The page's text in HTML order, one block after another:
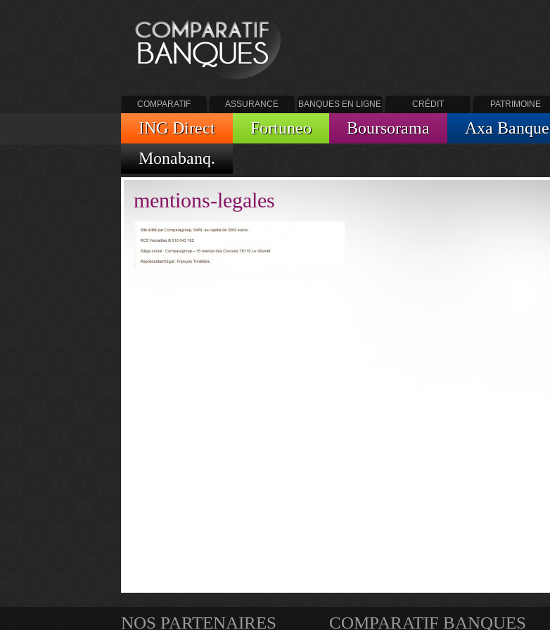
COMPARATIF
BANQUES
ASSURANCE BANQUES EN LIGNE CRÉDIT PATRIMOINE
ING Direct Fortuneo Boursorama Axa Banque
Monabanq.
mentions-legales
NOS PARTENAIRES COMPARATIF BANQUES